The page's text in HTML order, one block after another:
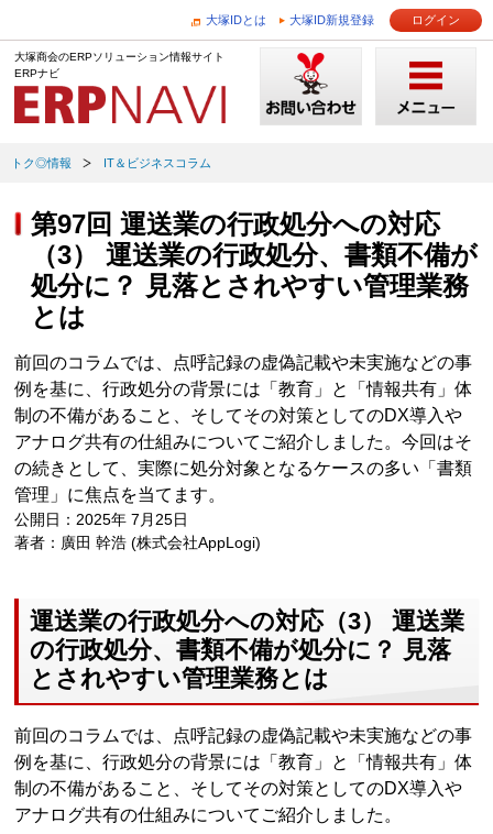
大塚IDとは 大塚ID新規登録 ログイン
大塚商会のERPソリューション情報サイト
ERPナビ
トク◎情報 IT＆ビジネスコラム
第97回 運送業の行政処分への対応
（3） 運送業の行政処分、書類不備が
処分に？ 見落とされやすい管理業務
とは
前回のコラムでは、点呼記録の虚偽記載や未実施などの事
例を基に、行政処分の背景には「教育」と「情報共有」体
制の不備があること、そしてその対策としてのDX導入や
アナログ共有の仕組みについてご紹介しました。今回はそ
の続きとして、実際に処分対象となるケースの多い「書類
管理」に焦点を当てます。
公開日：2025年 7月25日
著者：廣田 幹浩 (株式会社AppLogi)
運送業の行政処分への対応（3） 運送業
の行政処分、書類不備が処分に？ 見落
とされやすい管理業務とは
前回のコラムでは、点呼記録の虚偽記載や未実施などの事
例を基に、行政処分の背景には「教育」と「情報共有」体
制の不備があること、そしてその対策としてのDX導入や
アナログ共有の仕組みについてご紹介しました。